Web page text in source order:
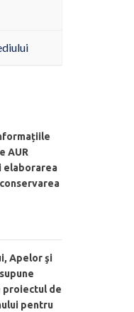
AUR
elaborarea
Apelor şi
proiectul de
pentru